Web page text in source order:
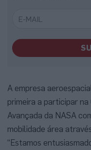
A empresa
primeira a participar
Avançada da NASA
mobilidade área
“Estamos